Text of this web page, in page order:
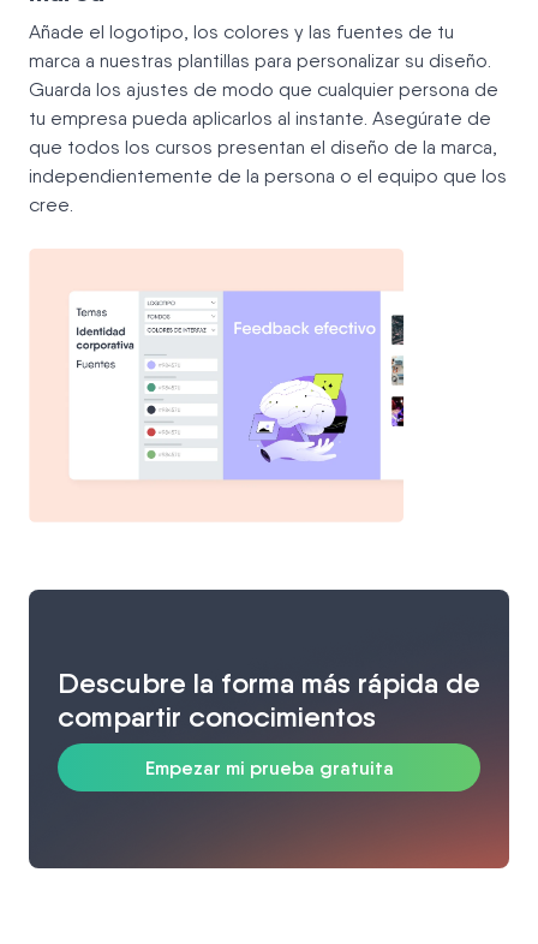
Añade el logotipo, los colores y las fuentes de tu
marca a nuestras plantillas para personalizar su diseño.
Guarda los ajustes de modo que cualquier persona de
tu empresa pueda aplicarlos al instante. Asegúrate de
que todos los cursos presentan el diseño de la marca,
independientemente de la persona o el equipo que los
cree.
Descubre la forma más rápida de
compartir conocimientos
Empezar mi prueba gratuita